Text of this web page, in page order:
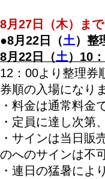
8月27日（木）まで
●8月22日（土）整
8月22日（土）10
12：00より整理券
券順の入場になり
・料金は通常料金
・定員に達し次第
・サインは当日販
のへのサインは不
・連日の猛暑によ